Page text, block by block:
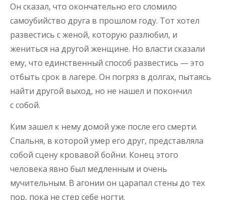
Он сказал, что окончательно его сломило
самоубийство друга в прошлом году. Тот хотел
развестись с женой, которую разлюбил, и
жениться на другой женщине. Но власти сказали
ему, что единственный способ развестись — это
отбыть срок в лагере. Он погряз в долгах, пытаясь
найти другой выход, но не нашел и покончил
с собой.
Ким зашел к нему домой уже после его смерти.
Спальня, в которой умер его друг, представляла
собой сцену кровавой бойни. Конец этого
человека явно был медленным и очень
мучительным. В агонии он царапал стены до тех
пор, пока не стер себе ногти.